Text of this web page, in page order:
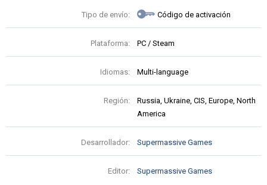
Tipo de envío: Código de activación
Plataforma: PC / Steam
Idiomas: Multi-language
Región:
Russia, Ukraine, CIS, Europe, North
America
Desarrollador: Supermassive Games
Editor: Supermassive Games